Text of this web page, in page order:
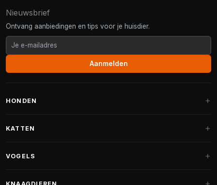
Nieuwsbrief
Ontvang aanbiedingen en tips voor je huisdier.
Aanmelden
HONDEN
Fantail hondenmanden
KATTEN
VOGELS
KNAAGDIEREN